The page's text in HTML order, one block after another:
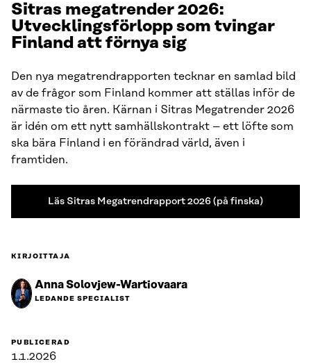
Sitras megatrender 2026:
Utvecklingsförlopp som tvingar
Finland att förnya sig
Den nya megatrendrapporten tecknar en samlad bild
av de frågor som Finland kommer att ställas inför de
närmaste tio åren. Kärnan i Sitras Megatrender 2026
är idén om ett nytt samhällskontrakt – ett löfte som
ska bära Finland i en förändrad värld, även i
framtiden.
Läs Sitras Megatrendrapport 2026 (på finska)
KIRJOITTAJA
Anna Solovjew-Wartiovaara
LEDANDE SPECIALIST
PUBLICERAD
1.1.2026